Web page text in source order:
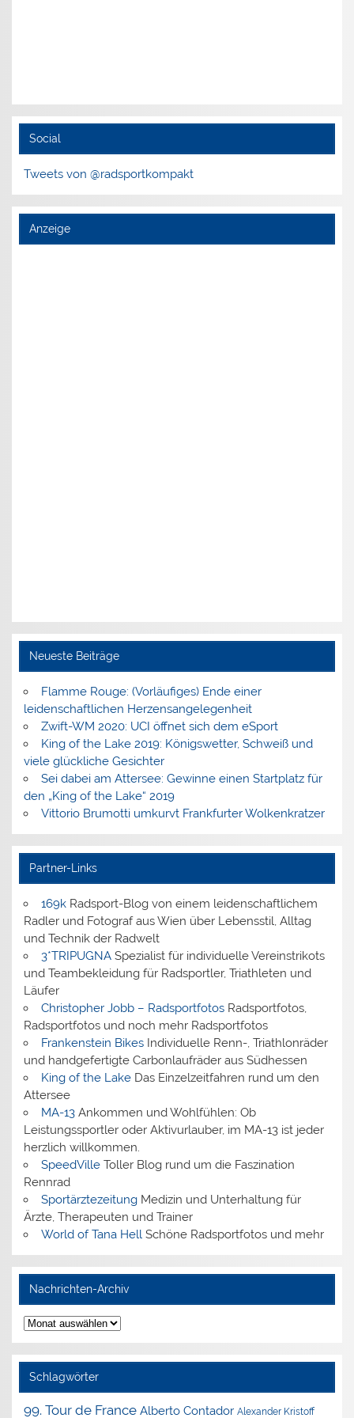
Social
Tweets von @radsportkompakt
Anzeige
Neueste Beiträge
Flamme Rouge: (Vorläufiges) Ende einer
leidenschaftlichen Herzensangelegenheit
Zwift-WM 2020: UCI öffnet sich dem eSport
King of the Lake 2019: Königswetter, Schweiß und
viele glückliche Gesichter
Sei dabei am Attersee: Gewinne einen Startplatz für
den „King of the Lake“ 2019
Vittorio Brumotti umkurvt Frankfurter Wolkenkratzer
Partner-Links
169kRadsport-Blog von einem leidenschaftlichem
Radler und Fotograf aus Wien über Lebensstil, Alltag
und Technik der Radwelt
3*TRIPUGNASpezialist für individuelle Vereinstrikots
und Teambekleidung für Radsportler, Triathleten und
Läufer
Christopher Jobb – RadsportfotosRadsportfotos,
Radsportfotos und noch mehr Radsportfotos
Frankenstein BikesIndividuelle Renn-, Triathlonräder
und handgefertigte Carbonlaufräder aus Südhessen
King of the LakeDas Einzelzeitfahren rund um den
Attersee
MA-13Ankommen und Wohlfühlen: Ob
Leistungssportler oder Aktivurlauber, im MA-13 ist jeder
herzlich willkommen.
SpeedVilleToller Blog rund um die Faszination
Rennrad
SportärztezeitungMedizin und Unterhaltung für
Ärzte, Therapeuten und Trainer
World of Tana HellSchöne Radsportfotos und mehr
Nachrichten-Archiv
Nachrichten-
Archiv
Schlagwörter
99. Tour de France Alberto Contador Alexander Kristoff